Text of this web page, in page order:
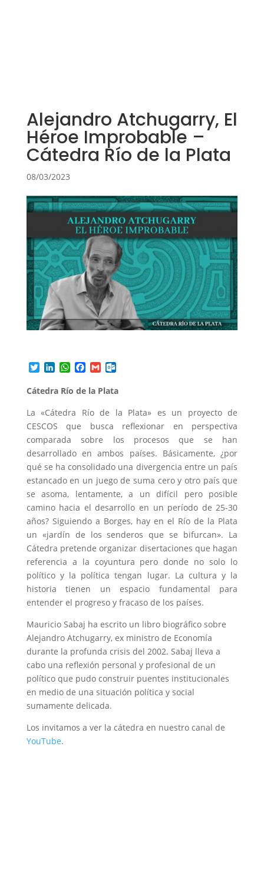
Alejandro Atchugarry, El
Héroe Improbable –
Cátedra Río de la Plata
08/03/2023
T
i
t
e
r
L
n
e
d
I
n
W
a
s
p
p
F
c
b
o
o
k
G
a
l
O
t
o
.
c
o
m
Cátedra Río de la Plata
La «Cátedra Río de la Plata» es un proyecto de
CESCOS que busca reflexionar en perspectiva
comparada sobre los procesos que se han
desarrollado en ambos países. Básicamente, ¿por
qué se ha consolidado una divergencia entre un país
estancado en un juego de suma cero y otro país que
se asoma, lentamente, a un difícil pero posible
camino hacia el desarrollo en un período de 25-30
años? Siguiendo a Borges, hay en el Río de la Plata
un «jardín de los senderos que se bifurcan». La
Cátedra pretende organizar disertaciones que hagan
referencia a la coyuntura pero donde no solo lo
político y la política tengan lugar. La cultura y la
historia tienen un espacio fundamental para
entender el progreso y fracaso de los países.
Mauricio Sabaj ha escrito un libro biográfico sobre
Alejandro Atchugarry, ex ministro de Economía
durante la profunda crisis del 2002. Sabaj lleva a
cabo una reflexión personal y profesional de un
político que pudo construir puentes institucionales
en medio de una situación política y social
sumamente delicada.
Los invitamos a ver la cátedra en nuestro canal de
YouTube.